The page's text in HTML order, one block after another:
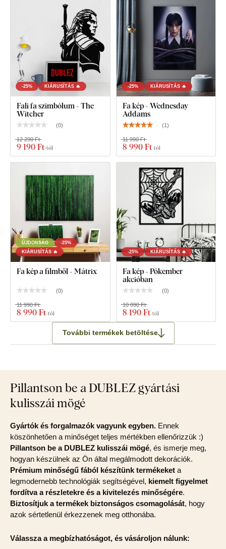
Star Wars fa logó a falra
-25% KIÁRUSÍTÁS 🔥
Fali fa szimbólum - The
Witcher
(0)
9 190 Ft-tól
12 290 Ft
-25% KIÁRUSÍTÁS 🔥
Fa kép - Wednesday
Addams
(1 )
8 990 Ft-tól
11 990 Ft
ÚJDONSÁG
-25%
KIÁRUSÍTÁS 🔥
Fa kép a filmből - Mátrix
(0)
8 990 Ft-tól
11 990 Ft
-25% KIÁRUSÍTÁS 🔥
Fa kép - Pókember
akcióban
(0)
8 190 Ft-tól
10 890 Ft
További termékek betöltése
Pillantson be a DUBLEZ gyártási
kulisszái mögé
Gyártók és forgalmazók vagyunk egyben. Ennek
köszönhetően a minőséget teljes mértékben ellenőrizzük :)
Pillantson be a DUBLEZ kulisszái mögé, és ismerje meg,
hogyan készülnek az Ön által megálmodott dekorációk.
Prémium minőségű fából készítünk termékeket a
legmodernebb technológiák segítségével, kiemelt figyelmet
fordítva a részletekre és a kivitelezés minőségére.
Biztosítjuk a termékek biztonságos csomagolását, hogy
azok sértetlenül érkezzenek meg otthonába.
Válassza a megbízhatóságot, és vásároljon nálunk: